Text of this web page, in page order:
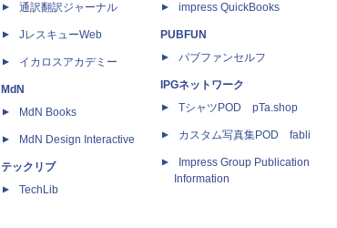
通訳翻訳ジャーナル
JレスキューWeb
イカロスアカデミー
MdN
MdN Books
MdN Design Interactive
テックリブ
TechLib
impress QuickBooks
PUBFUN
パブファンセルフ
IPGネットワーク
TシャツPOD pTa.shop
カスタム写真集POD fabli
Impress Group Publication
Information